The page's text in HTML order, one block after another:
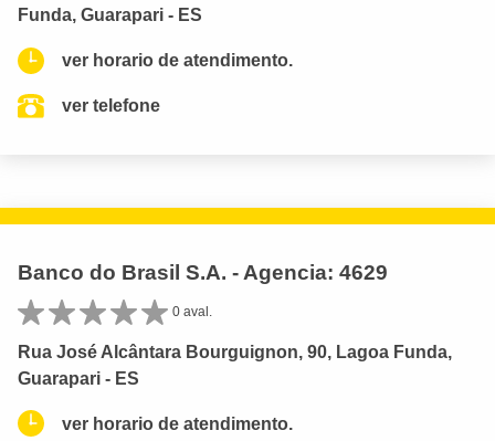
Funda, Guarapari - ES
ver horario de atendimento.
ver telefone
Banco do Brasil S.A. - Agencia: 4629
0 aval.
Rua José Alcântara Bourguignon, 90, Lagoa Funda,
Guarapari - ES
ver horario de atendimento.